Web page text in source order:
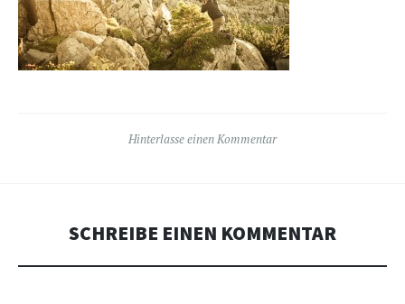
Hinterlasse einen Kommentar
SCHREIBE EINEN KOMMENTAR